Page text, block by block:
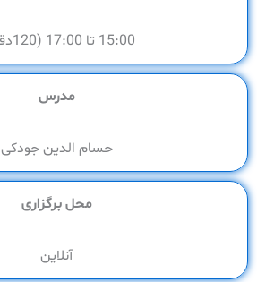
15:00 تا 17:00 (120دقیقه)
مدرس
حسام الدین جودکی
محل برگزاری
آنلاین